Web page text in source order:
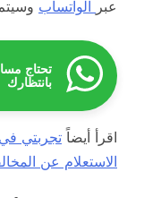
عبر الواتساب
تحتاج
بانتظارك
اقرأ أيضاً تجربتي
الاستعلام عن